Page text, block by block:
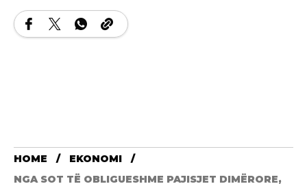
HOME
EKONOMI
NGA SOT TË OBLIGUESHME PAJISJET DIMËRORE,